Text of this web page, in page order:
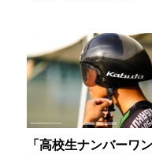
「高校生ナンバーワン